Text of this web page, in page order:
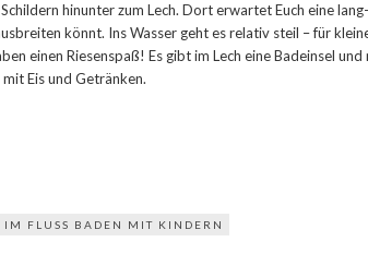
hinunter zum Lech. Dort erwartet Euch eine
könnt. Ins Wasser geht es relativ steil – für
einen Riesenspaß! Es gibt im Lech eine Badeinsel und
Eis und Getränken.
IM FLUSS BADEN MIT KINDERN